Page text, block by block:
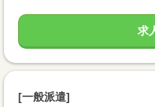
求
[一般派遣]